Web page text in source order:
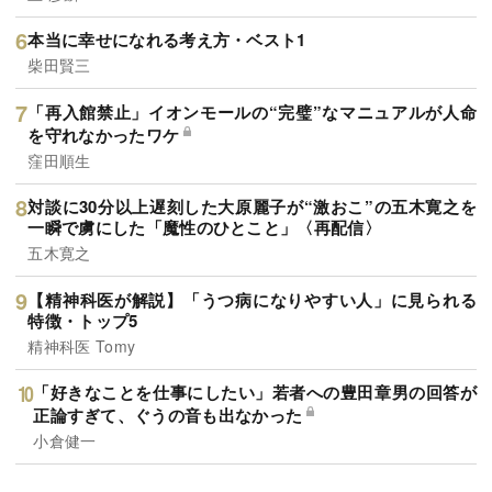
本当に幸せになれる考え方・ベスト1
柴田賢三
「再入館禁止」イオンモールの“完璧”なマニュアルが人命
を守れなかったワケ
窪田順生
対談に30分以上遅刻した大原麗子が“激おこ”の五木寛之を
一瞬で虜にした「魔性のひとこと」〈再配信〉
五木寛之
【精神科医が解説】「うつ病になりやすい人」に見られる
特徴・トップ5
精神科医 Tomy
「好きなことを仕事にしたい」若者への豊田章男の回答が
正論すぎて、ぐうの音も出なかった
小倉健一